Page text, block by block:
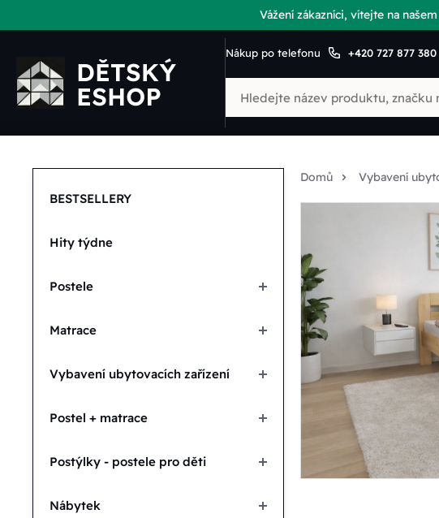
Vážení zákazníci, vítejte na
Nákup po telefonu +420 727 877 380
BESTSELLERY
Hity týdne
Postele
Matrace
Vybavení ubytovacích zařízení
Postel + matrace
Postýlky - postele pro děti
Nábytek
Domů Vybavení